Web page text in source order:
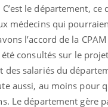
C’est le département,
médecins qui
l’accord de la
consultés sur le
des salariés du
aussi, au moins pour
Le département gère